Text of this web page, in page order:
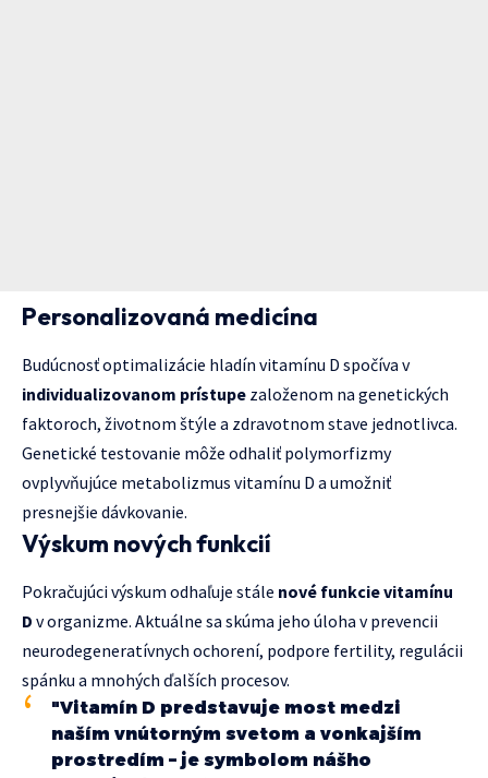
Personalizovaná medicína
Budúcnosť optimalizácie hladín vitamínu D spočíva v
individualizovanom prístupe založenom na genetických
faktoroch, životnom štýle a zdravotnom stave jednotlivca.
Genetické testovanie môže odhaliť polymorfizmy
ovplyvňujúce metabolizmus vitamínu D a umožniť
presnejšie dávkovanie.
Výskum nových funkcií
Pokračujúci výskum odhaľuje stále nové funkcie vitamínu
D v organizme. Aktuálne sa skúma jeho úloha v prevencii
neurodegeneratívnych ochorení, podpore fertility, regulácii
spánku a mnohých ďalších procesov.
"Vitamín D predstavuje most medzi
naším vnútorným svetom a vonkajším
prostredím – je symbolom nášho